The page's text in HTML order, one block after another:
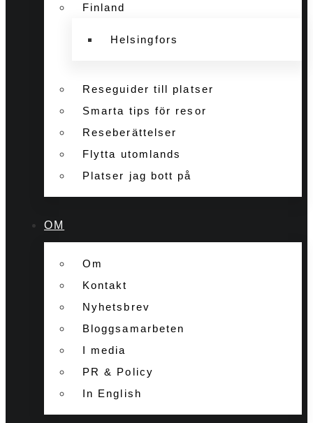
Finland
Helsingfors
Reseguider till platser
Smarta tips för resor
Reseberättelser
Flytta utomlands
Platser jag bott på
OM
Om
Kontakt
Nyhetsbrev
Bloggsamarbeten
I media
PR & Policy
In English